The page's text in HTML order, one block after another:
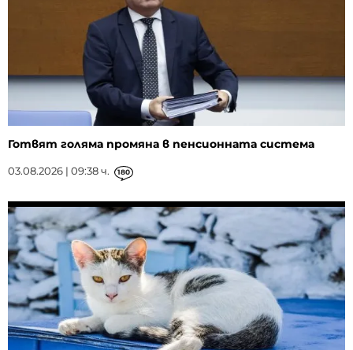
Готвят голяма промяна в пенсионната система
03.08.2026 | 09:38 ч. 180